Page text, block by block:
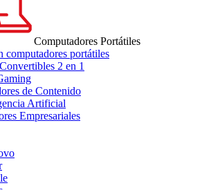
Computadores Portátiles
computadores portátiles
2 en 1
de Contenido
Artificial
Empresariales